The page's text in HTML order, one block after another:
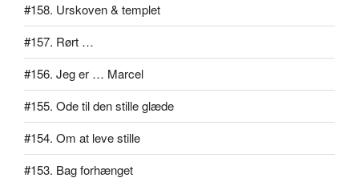
#158. Urskoven & templet
#157. Rørt …
#156. Jeg er … Marcel
#155. Ode til den stille glæde
#154. Om at leve stille
#153. Bag forhænget